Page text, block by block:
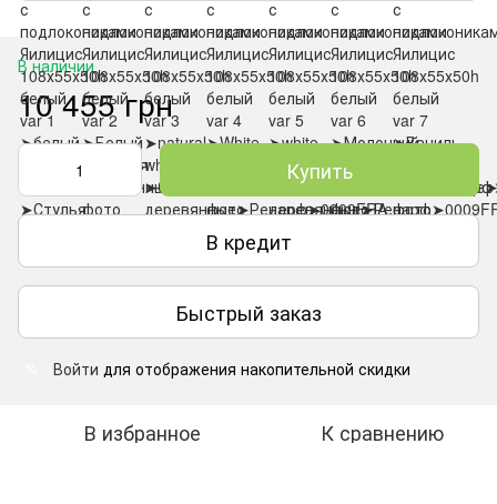
В наличии
10 455 грн
Купить
В кредит
Быстрый заказ
Войти для отображения накопительной скидки
В избранное К сравнению